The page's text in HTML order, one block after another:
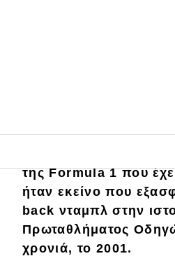
Main navigation
Επικαιρότητα
Νέα μοντέλα
της Formula 1 που
ήταν εκείνο που
back νταμπλ στην
Πρωταθλήματος
χρονιά, το 2001.